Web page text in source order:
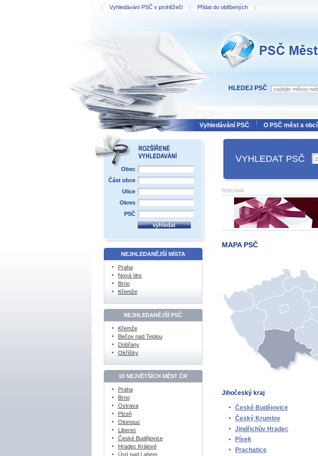
HLEDEJ PSČ
VYHLEDAT PSČ
REKLAMA
MAPA PSČ
Jihočeský kraj
České Budějovice
Český Krumlov
Jindřichův Hradec
Písek
Prachatice
Obec
Část obce
Ulice
Okres
PSČ
NEJHLEDANĚJŠÍ MÍSTA
Praha
Nová Ves
Brno
Křemže
NEJHLEDANĚJŠÍ PSČ
Křemže
Bečov nad Teplou
Dobřany
Okříšky
10 NEJVĚTŠÍCH MĚST ČR
Praha
Brno
Ostrava
Plzeň
Olomouc
Liberec
České Budějovice
Hradec Králové
Ústí nad Labem
Vyhledávání PSČ O PSČ měst a obcí
| Vyhledávání PSČ v prohlížeči | Přidat do oblíbených |